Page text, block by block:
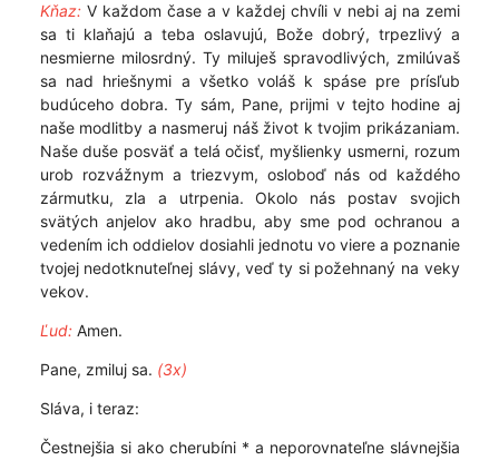
Kňaz:V každom čase a v každej chvíli v nebi aj na zemi
sa ti klaňajú a teba oslavujú, Bože dobrý, trpezlivý a
nesmierne milosrdný. Ty miluješ spravodlivých, zmilúvaš
sa nad hriešnymi a všetko voláš k spáse pre prísľub
budúceho dobra. Ty sám, Pane, prijmi v tejto hodine aj
naše modlitby a nasmeruj náš život k tvojim prikázaniam.
Naše duše posväť a telá očisť, myšlienky usmerni, rozum
urob rozvážnym a triezvym, osloboď nás od každého
zármutku, zla a utrpenia. Okolo nás postav svojich
svätých anjelov ako hradbu, aby sme pod ochranou a
vedením ich oddielov dosiahli jednotu vo viere a poznanie
tvojej nedotknuteľnej slávy, veď ty si požehnaný na veky
vekov.
Ľud:Amen.
Pane, zmiluj sa. (3x)
Sláva, i teraz:
Čestnejšia si ako cherubíni * a neporovnateľne slávnejšia